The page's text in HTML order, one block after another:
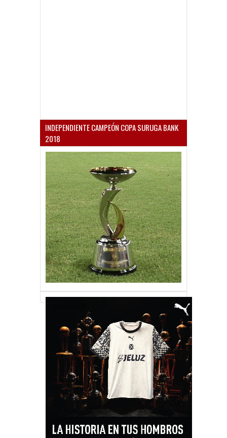
INDEPENDIENTE CAMPEÓN COPA SURUGA BANK
2018